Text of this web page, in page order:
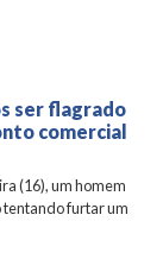
ser flagrado
comercial
(16), um homem
tentando furtar um